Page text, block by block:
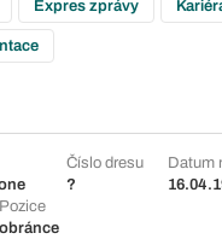
Expres zprávy
Číslo dresu
?
Datum
Pozice
obránce